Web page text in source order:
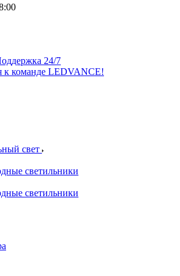
24/7
к команде LEDVANCE!
свет
светильники
светильники